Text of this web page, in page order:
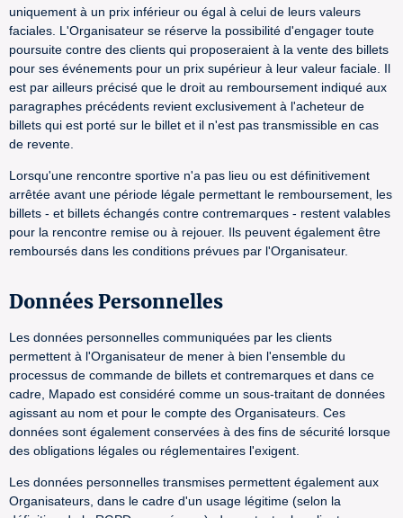
uniquement à un prix inférieur ou égal à celui de leurs valeurs
faciales. L'Organisateur se réserve la possibilité d'engager toute
poursuite contre des clients qui proposeraient à la vente des billets
pour ses événements pour un prix supérieur à leur valeur faciale. Il
est par ailleurs précisé que le droit au remboursement indiqué aux
paragraphes précédents revient exclusivement à l'acheteur de
billets qui est porté sur le billet et il n'est pas transmissible en cas
de revente.
Lorsqu'une rencontre sportive n'a pas lieu ou est définitivement
arrêtée avant une période légale permettant le remboursement, les
billets - et billets échangés contre contremarques - restent valables
pour la rencontre remise ou à rejouer. Ils peuvent également être
remboursés dans les conditions prévues par l'Organisateur.
Données Personnelles
Les données personnelles communiquées par les clients
permettent à l'Organisateur de mener à bien l'ensemble du
processus de commande de billets et contremarques et dans ce
cadre, Mapado est considéré comme un sous-traitant de données
agissant au nom et pour le compte des Organisateurs. Ces
données sont également conservées à des fins de sécurité lorsque
des obligations légales ou réglementaires l'exigent.
Les données personnelles transmises permettent également aux
Organisateurs, dans le cadre d'un usage légitime (selon la